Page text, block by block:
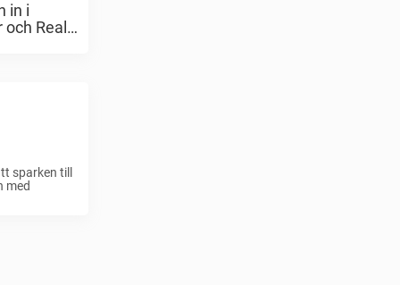
in i
Real
sparken till
med